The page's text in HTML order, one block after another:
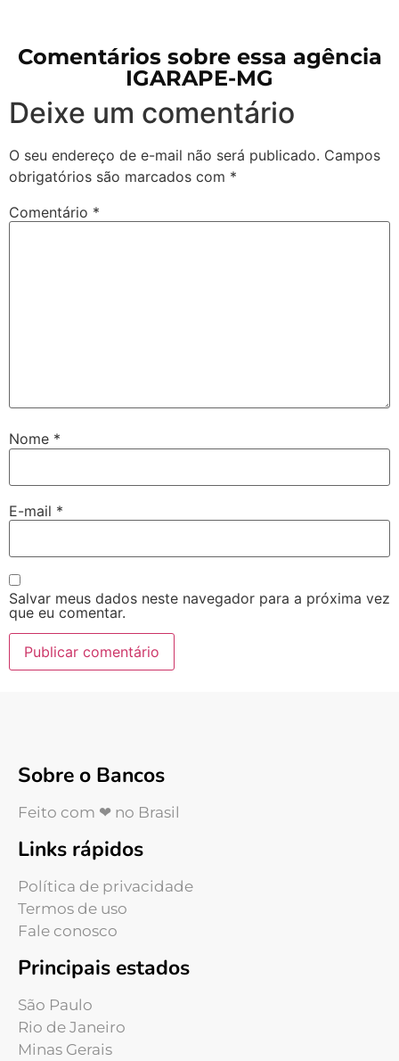
Comentários sobre essa agência
IGARAPE-MG
Deixe um comentário
O seu endereço de e-mail não será publicado. Campos
obrigatórios são marcados com *
Comentário *
Nome *
E-mail *
Salvar meus dados neste navegador para a próxima vez
que eu comentar.
Sobre o Bancos
Feito com ❤ no Brasil
Links rápidos
Política de privacidade
Termos de uso
Fale conosco
Principais estados
São Paulo
Rio de Janeiro
Minas Gerais